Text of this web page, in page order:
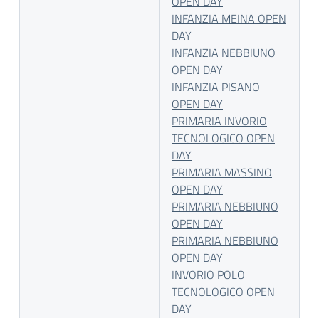
INFANZIA MEINA OPEN
DAY
INFANZIA NEBBIUNO
OPEN DAY
INFANZIA PISANO
OPEN DAY
PRIMARIA INVORIO
TECNOLOGICO OPEN
DAY
PRIMARIA MASSINO
OPEN DAY
PRIMARIA NEBBIUNO
OPEN DAY
PRIMARIA NEBBIUNO
OPEN DAY
INVORIO POLO
TECNOLOGICO OPEN
DAY